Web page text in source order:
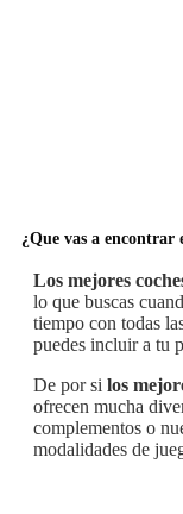
¿Que vas a encontrar
Los mejores
lo que buscas
tiempo con todas
puedes incluir a tu
De por si los
ofrecen mucha
complementos o
modalidades de